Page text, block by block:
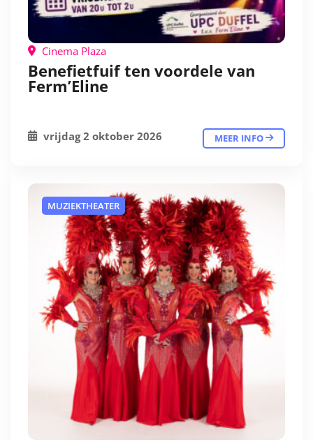
Cinema Plaza
Benefietfuif ten voordele van
Ferm’Eline
vrijdag 2 oktober 2026 MEER INFO
MUZIEKTHEATER